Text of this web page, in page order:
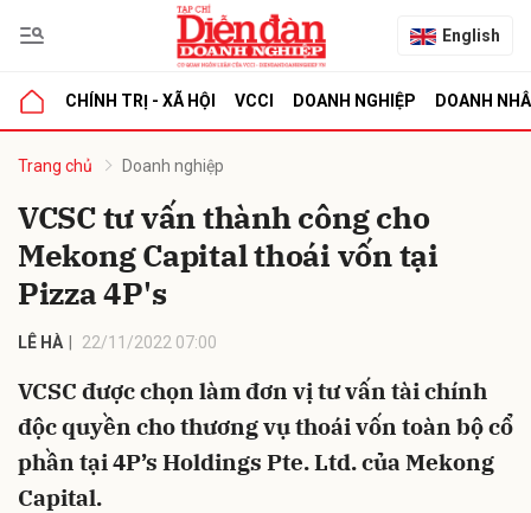
English
CHÍNH TRỊ - XÃ HỘI VCCI DOANH NGHIỆP DOANH
Trang chủ Doanh nghiệp
VCSC tư vấn thành công cho
Mekong Capital thoái vốn tại
Pizza 4P's
LÊ HÀ 22/11/2022 07:00
VCSC được chọn làm đơn vị tư vấn tài chính
độc quyền cho thương vụ thoái vốn toàn bộ cổ
phần tại 4P’s Holdings Pte. Ltd. của Mekong
Capital.
luận
Hủy